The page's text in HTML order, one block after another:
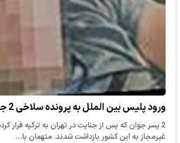
ورود پلیس بین الملل به پرونده سلاخی 2 جوان
2 پسر جوان که پس از جنایت در تهران به ترکیه فرار
غیرمجاز به این کشور بازداشت شدند. متهمان با…